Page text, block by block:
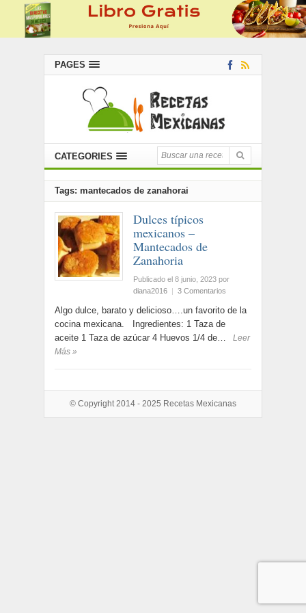
PAGES
CATEGORIES
Tags: mantecados de zanahorai
Dulces típicos
mexicanos –
Mantecados de
Zanahoria
Publicado el 8 junio, 2023 por
diana2016 | 3 Comentarios
Algo dulce, barato y delicioso….un favorito de la
cocina mexicana. Ingredientes: 1 Taza de
aceite 1 Taza de azúcar 4 Huevos 1/4 de…
Leer
Más »
© Copyright 2014 - 2025 Recetas Mexicanas